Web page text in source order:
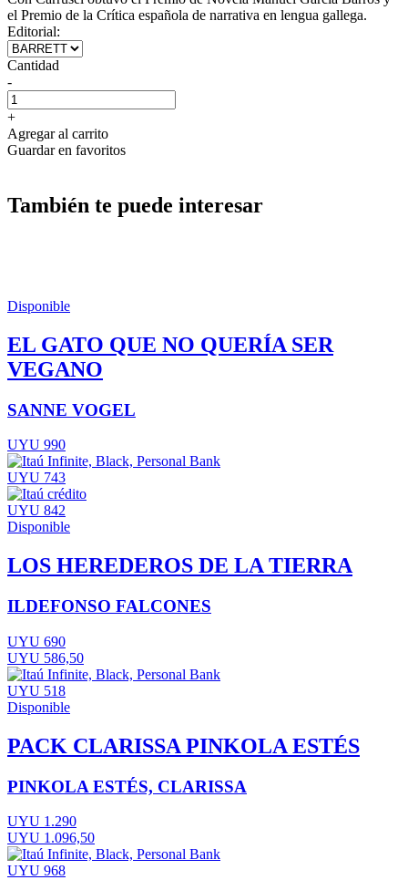
el Premio de la Crítica española de narrativa en lengua gallega.
Editorial:
Cantidad
-
+
Agregar al carrito
Guardar en favoritos
También te puede interesar
Disponible
EL GATO QUE NO QUERÍA SER
VEGANO
SANNE VOGEL
UYU 990
UYU 743
UYU 842
Disponible
LOS HEREDEROS DE LA TIERRA
ILDEFONSO FALCONES
UYU 690
UYU 586,50
UYU 518
Disponible
PACK CLARISSA PINKOLA ESTÉS
PINKOLA ESTÉS, CLARISSA
UYU 1.290
UYU 1.096,50
UYU 968